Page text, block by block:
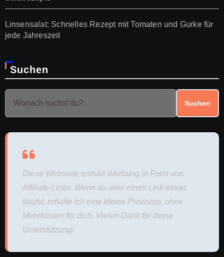
Linsensalat: Schnelles Rezept mit Tomaten und Gurke für
jede Jahreszeit
Suchen
Suchen
Diese Webseite enthält Werbung in Form von
Affiliate-Links. Wenn du über einen Link etwas
kaufst, erhalte ich eine kleine Provision, ohne
Mehrkosten für dich. Vielen Dank für deine
Unterstützung!